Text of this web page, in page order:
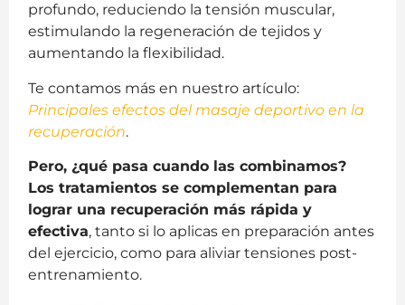
profundo, reduciendo la tensión muscular,
estimulando la regeneración de tejidos y
aumentando la flexibilidad.
Te contamos más en nuestro artículo:
Principales efectos del masaje deportivo en la
recuperación.
Pero, ¿qué pasa cuando las combinamos?
Los tratamientos se complementan para
lograr una recuperación más rápida y
efectiva, tanto si lo aplicas en preparación antes
del ejercicio, como para aliviar tensiones post-
entrenamiento.